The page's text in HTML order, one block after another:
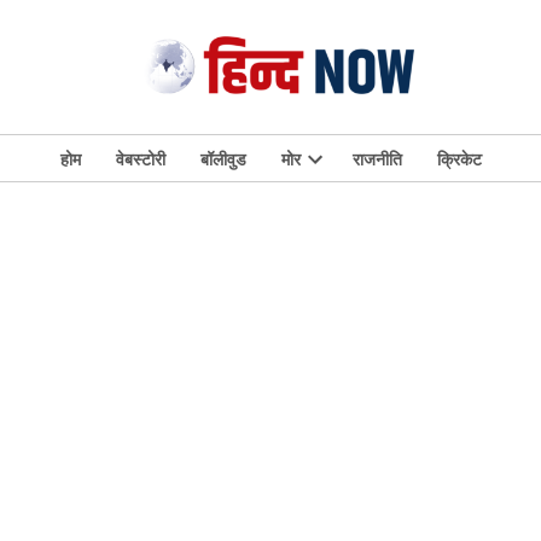
होम वेबस्टोरी बॉलीवुड मोर
Open
राजनीति क्रिकेट